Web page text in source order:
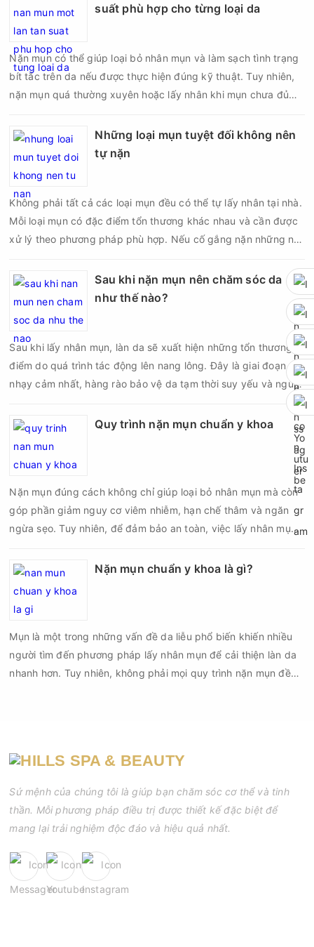
suất phù hợp cho từng loại da
Nặn mụn có thể giúp loại bỏ nhân mụn và làm sạch tình trạng
bít tắc trên da nếu được thực hiện đúng kỹ thuật. Tuy nhiên,
nặn mụn quá thường xuyên hoặc lấy nhân khi mụn chưa đủ
thâm sẹo. Vì vậy, bao lâu nên nặn mụn một lần là vấn đề được
nhiều người quan tâm khi xây dựng routine chăm sóc da. Tần
phục hồi của da.
Những loại mụn tuyệt đối không nên
tự nặn
Không phải tất cả các loại mụn đều có thể tự lấy nhân tại nhà.
Mỗi loại mụn có đặc điểm tổn thương khác nhau và cần được
xử lý theo phương pháp phù hợp. Nếu cố gắng nặn những nốt
nên nghiêm trọng hơn, làm tăng nguy cơ nhiễm trùng, để lại
thâm hoặc sẹo khó phục hồi.
Sau khi nặn mụn nên chăm sóc da
như thế nào?
Sau khi lấy nhân mụn, làn da sẽ xuất hiện những tổn thương vi
điểm do quá trình tác động lên nang lông. Đây là giai đoạn da
nhạy cảm nhất, hàng rào bảo vệ da tạm thời suy yếu và nguy
cơ viêm nhiễm, thâm sau mụn hoặc hình thành sẹo sẽ tăng lên
nếu chăm sóc không đúng cách. Chính vì vậy, việc chăm sóc
da sau nặn mụn không chỉ giúp vùng da hồi phục nhanh hơn
mà còn góp phần giảm nguy cơ tái phát mụn và hạn chế các
Quy trình nặn mụn chuẩn y khoa
Nặn mụn đúng cách không chỉ giúp loại bỏ nhân mụn mà còn
góp phần giảm nguy cơ viêm nhiễm, hạn chế thâm và ngăn
ngừa sẹo. Tuy nhiên, để đảm bảo an toàn, việc lấy nhân mụn
đủ các bước vô khuẩn và chăm sóc sau điều trị.
Nặn mụn chuẩn y khoa là gì?
Mụn là một trong những vấn đề da liễu phổ biến khiến nhiều
người tìm đến phương pháp lấy nhân mụn để cải thiện làn da
nhanh hơn. Tuy nhiên, không phải mọi quy trình nặn mụn đều
đạt tiêu chuẩn cần đáp ứng những yêu cầu nào?
Sứ mệnh của chúng tôi là giúp bạn chăm sóc cơ thể và tinh
thần. Mỗi phương pháp điều trị được thiết kế đặc biệt để
mang lại trải nghiệm độc đáo và hiệu quả nhất.